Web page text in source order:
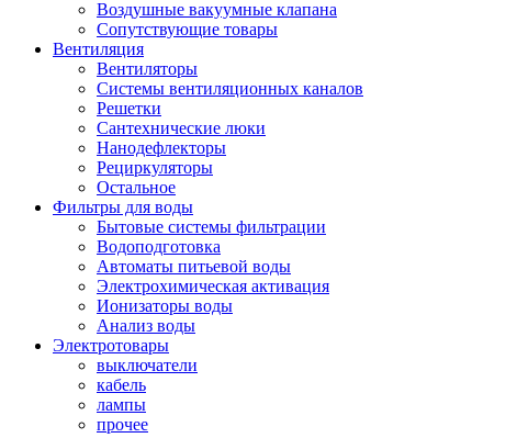
Воздушные вакуумные клапана
Сопутствующие товары
Вентиляция
Вентиляторы
Системы вентиляционных каналов
Решетки
Сантехнические люки
Нанодефлекторы
Рециркуляторы
Остальное
Фильтры для воды
Бытовые системы фильтрации
Водоподготовка
Автоматы питьевой воды
Электрохимическая активация
Ионизаторы воды
Анализ воды
Электротовары
выключатели
кабель
лампы
прочее